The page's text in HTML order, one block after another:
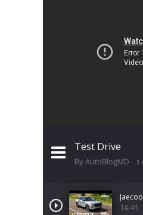
Test Drive
By AutoBlogMD 1
14:41